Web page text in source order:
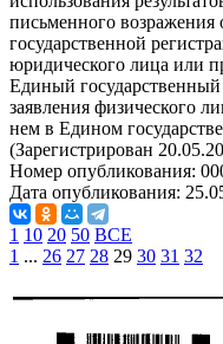
письменного возражения
государственной
юридического лица или
Единый
заявления физического
нем в Едином
(Зарегистрирован
Номер опубликования:
Дата опубликования:
1 10 20 50 ВСЕ
1 ... 26 27 28 29 30 31 32